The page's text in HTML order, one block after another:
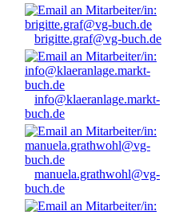
brigitte.graf@vg-buch.de
info@klaeranlage.markt-
buch.de
manuela.grathwohl@vg-
buch.de